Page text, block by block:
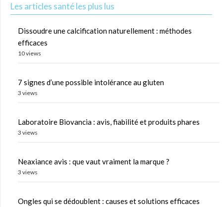
Les articles santé les plus lus
Dissoudre une calcification naturellement : méthodes
efficaces
10 views
7 signes d’une possible intolérance au gluten
3 views
Laboratoire Biovancia : avis, fiabilité et produits phares
3 views
Neaxiance avis : que vaut vraiment la marque ?
3 views
Ongles qui se dédoublent : causes et solutions efficaces